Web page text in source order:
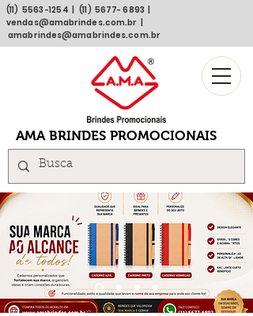
(11) 5563 -1254 | (11) 5677- 6893
vendas@amabrindes.com.br
amabrindes@amabrindes.com.br
AMA BRINDES PROMOCIONAIS